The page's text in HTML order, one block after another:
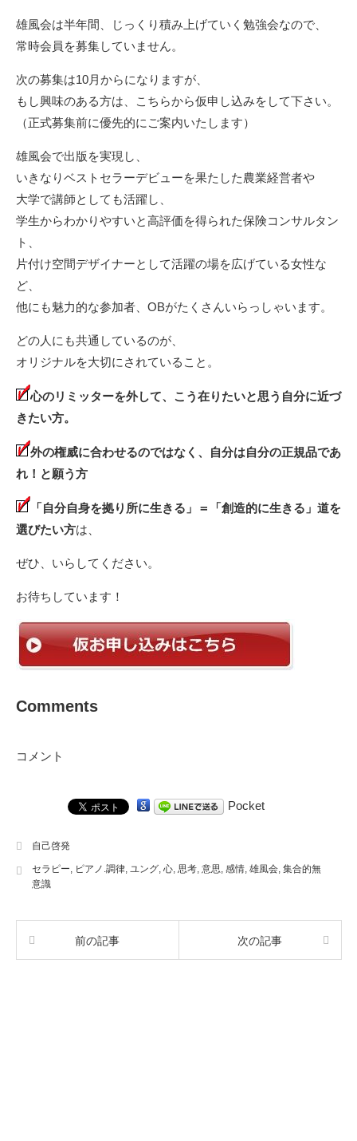
雄風会は半年間、じっくり積み上げていく勉強会なので、
常時会員を募集していません。
次の募集は10月からになりますが、
もし興味のある方は、
こちらから仮申し込みをして下さい。
（正式募集前に優先的にご案内いたします）
雄風会で出版を実現し、
いきなりベストセラーデビューを果たした農業経営者や
大学で講師としても活躍し、
学生からわかりやすいと高評価を得られた保険コンサルタン
ト、
片付け空間デザイナーとして活躍の場を広げている女性な
ど、
他にも魅力的な参加者、OBがたくさんいらっしゃいます。
どの人にも共通しているのが、
オリジナルを大切にされていること。
心のリミッターを外して、こう在りたいと思う自分に近づ
きたい方。
外の権威に合わせるのではなく、
自分は自分の正規品であ
れ！と願う方
「自分自身を拠り所に生きる」＝「創造的に生きる」道を
選びたい方は、
ぜひ、いらしてください。
お待ちしています！
Comments
コメント
Pocket
自己啓発
セラピー, ピアノ.調律, ユング, 心, 思考, 意思, 感情, 雄風会, 集合的無
意識
前の記事 次の記事